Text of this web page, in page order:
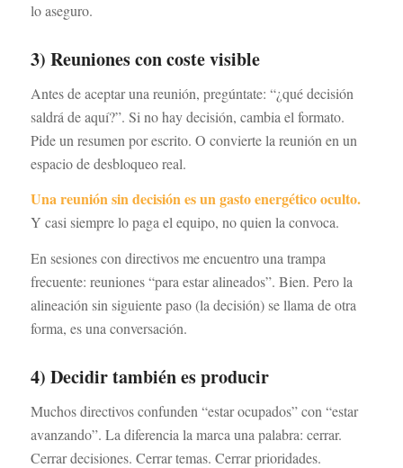
lo aseguro.
3) Reuniones con coste visible
Antes de aceptar una reunión, pregúntate: “¿qué decisión
saldrá de aquí?”. Si no hay decisión, cambia el formato.
Pide un resumen por escrito. O convierte la reunión en un
espacio de desbloqueo real.
Una reunión sin decisión es un gasto energético oculto.
Y casi siempre lo paga el equipo, no quien la convoca.
En sesiones con directivos me encuentro una trampa
frecuente: reuniones “para estar alineados”. Bien. Pero la
alineación sin siguiente paso (la decisión) se llama de otra
forma, es una conversación.
4) Decidir también es producir
Muchos directivos confunden “estar ocupados” con “estar
avanzando”. La diferencia la marca una palabra: cerrar.
Cerrar decisiones. Cerrar temas. Cerrar prioridades.